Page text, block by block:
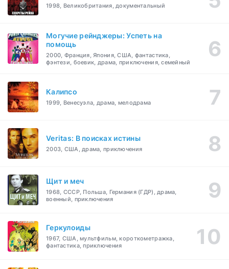
1998, Великобритания, документальный
Могучие рейнджеры: Успеть на
помощь
2000, Франция, Япония, США, фантастика,
фэнтези, боевик, драма, приключения, семейный
Калипсо
1999, Венесуэла, драма, мелодрама
Veritas: В поисках истины
2003, США, драма, приключения
Щит и меч
1968, СССР, Польша, Германия (ГДР), драма,
военный, приключения
Геркулоиды
1967, США, мультфильм, короткометражка,
фантастика, приключения